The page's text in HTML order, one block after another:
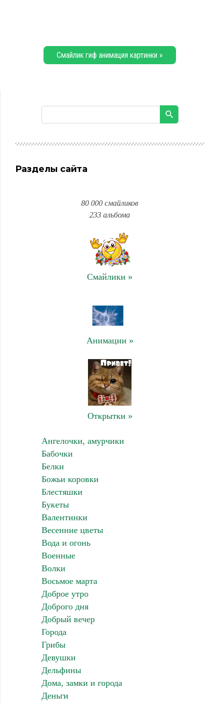
Смайлик гиф анимация картинки »
Разделы сайта
80 000 смайликов
233 альбома
Смайлики »
Анимации »
Открытки »
Ангелочки, амурчики
Бабочки
Белки
Божьи коровки
Блестяшки
Букеты
Валентинки
Весенние цветы
Вода и огонь
Военные
Волки
Восьмое марта
Доброе утро
Доброго дня
Добрый вечер
Города
Грибы
Девушки
Дельфины
Дома, замки и города
Деньги